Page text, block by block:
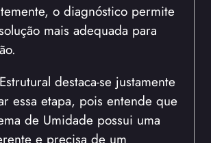
o diagnóstico permite
mais adequada para
destaca-se justamente
essa etapa, pois entende que
de Umidade possui uma
e precisa de um